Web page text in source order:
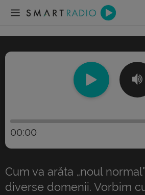
00:00
Cum va arăta „noul
diverse domenii. Vorbim